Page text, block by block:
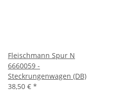
Fleischmann Spur N
6660059 -
Steckrungenwagen (DB)
38,50 € *